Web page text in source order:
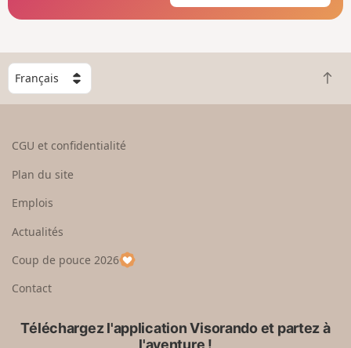
C
h
o
e
u
p
a
R
e
CGU et confidentialité
Plan du site
Emplois
Actualités
Coup de pouce 2026
Contact
Téléchargez l'application Visorando et partez à